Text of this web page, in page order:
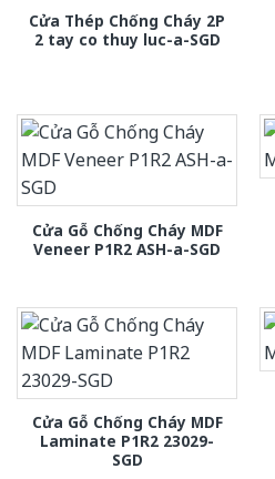
Cửa Thép Chống Cháy 2P
2 tay co thuy luc-a-SGD
Cửa Gỗ Chống Cháy MDF
Veneer P1R2 ASH-a-SGD
Cửa Gỗ Chống Cháy MDF
Laminate P1R2 23029-
SGD